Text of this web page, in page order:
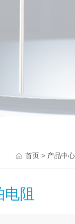
首页> 产品中心
阻